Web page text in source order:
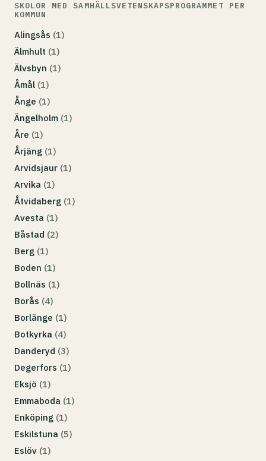
SKOLOR MED SAMHÄLLSVETENSKAPSPROGRAMMET PER
KOMMUN
Alingsås (1)
Älmhult (1)
Älvsbyn (1)
Åmål (1)
Ånge (1)
Ängelholm (1)
Åre (1)
Årjäng (1)
Arvidsjaur (1)
Arvika (1)
Åtvidaberg (1)
Avesta (1)
Båstad (2)
Berg (1)
Boden (1)
Bollnäs (1)
Borås (4)
Borlänge (1)
Botkyrka (4)
Danderyd (3)
Degerfors (1)
Eksjö (1)
Emmaboda (1)
Enköping (1)
Eskilstuna (5)
Eslöv (1)